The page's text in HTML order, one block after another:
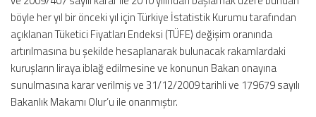
böyle her yıl bir önceki yıl için Türkiye İstatistik Kurumu tarafından
açıklanan Tüketici Fiyatları Endeksi (TÜFE) değişim oranında
artırılmasına bu şekilde hesaplanarak bulunacak rakamlardaki
kuruşların liraya iblağ edilmesine ve konunun Bakan onayına
sunulmasına karar verilmiş ve 31/12/2009 tarihli ve 179679 sayılı
Bakanlık Makamı Olur’u ile onanmıştır.